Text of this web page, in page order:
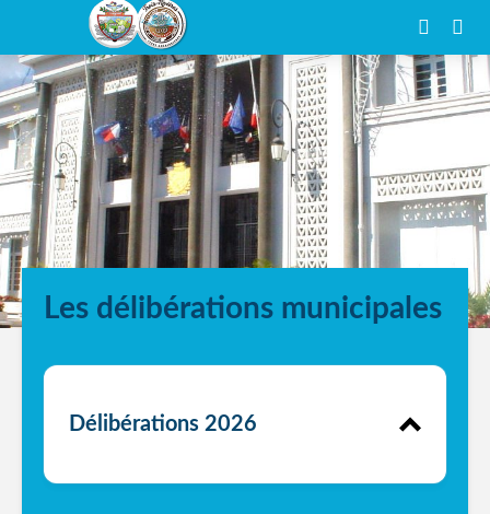
Les délibérations municipales
Délibérations 2026